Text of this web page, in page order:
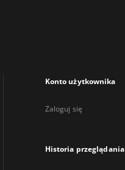
Konto użytkownika
Zaloguj się
Historia przeglądania